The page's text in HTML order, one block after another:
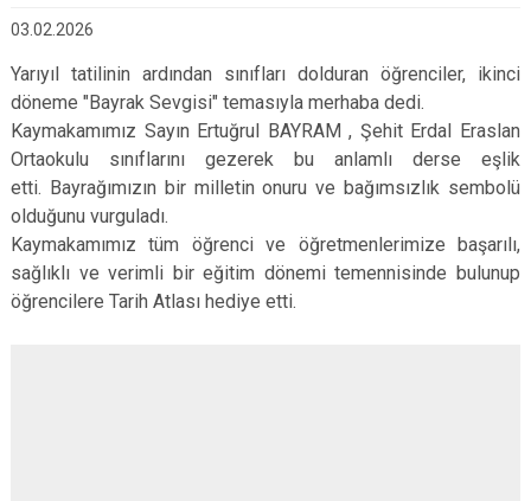
03.02.2026
Yarıyıl tatilinin ardından sınıfları dolduran öğrenciler, ikinci
döneme "Bayrak Sevgisi" temasıyla merhaba dedi.
Kaymakamımız Sayın Ertuğrul BAYRAM , Şehit Erdal Eraslan
Ortaokulu sınıflarını gezerek bu anlamlı derse eşlik
etti. Bayrağımızın bir milletin onuru ve bağımsızlık sembolü
olduğunu vurguladı.
Kaymakamımız tüm öğrenci ve öğretmenlerimize başarılı,
sağlıklı ve verimli bir eğitim dönemi temennisinde bulunup
öğrencilere Tarih Atlası hediye etti.